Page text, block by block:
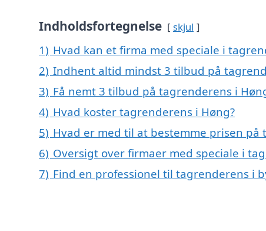
Indholdsfortegnelse skjul
1) Hvad kan et firma med speciale i
2) Indhent altid mindst 3 tilbud på
3) Få nemt 3 tilbud på tagrenderens i
4) Hvad koster tagrenderens i Høng?
5) Hvad er med til at bestemme prisen på
6) Oversigt over firmaer med speciale i
7) Find en professionel til tagrenderens i